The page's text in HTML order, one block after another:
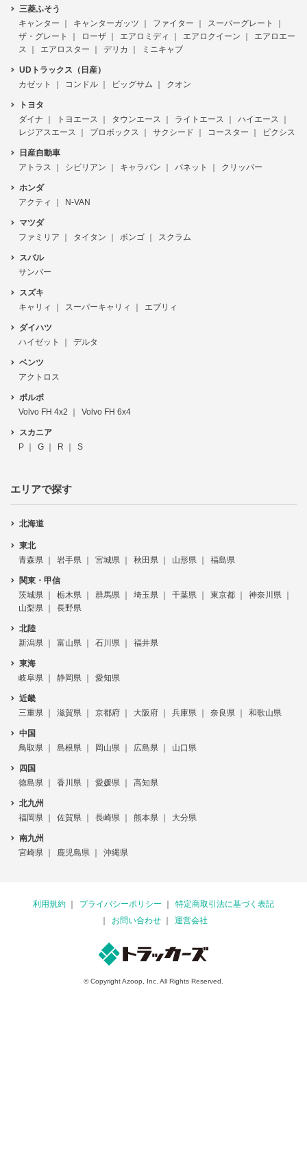
三菱ふそう
キャンター
キャンターガッツ ファイター
スーパーグレート
ザ・グレート
ローザ エアロミディ エアロクイーン
エアロエー
ス
エアロスター デリカ ミニキャブ
UDトラックス（日産）
カゼット
コンドル ビッグサム クオン
トヨタ
ダイナ
トヨエース タウンエース ライトエース
ハイエース
レジアスエース
プロボックス サクシード コースター ピクシス
日産自動車
アトラス
シビリアン キャラバン バネット クリッパー
ホンダ
アクティ
N-VAN
マツダ
ファミリア
タイタン ボンゴ スクラム
スバル
サンバー
スズキ
キャリィ
スーパーキャリィ エブリィ
ダイハツ
ハイゼット
デルタ
ベンツ
アクトロス
ボルボ
Volvo FH 4x2
Volvo FH 6x4
スカニア
P
G R S
エリアで探す
北海道
東北
青森県
岩手県 宮城県 秋田県 山形県 福島県
関東・甲信
茨城県
栃木県 群馬県 埼玉県 千葉県 東京都
神奈川県
山梨県
長野県
北陸
新潟県
富山県 石川県 福井県
東海
岐阜県
静岡県 愛知県
近畿
三重県
滋賀県 京都府 大阪府 兵庫県 奈良県 和歌山県
中国
鳥取県
島根県 岡山県 広島県 山口県
四国
徳島県
香川県 愛媛県 高知県
北九州
福岡県
佐賀県 長崎県 熊本県 大分県
南九州
宮崎県
鹿児島県 沖縄県
利用規約 プライバシーポリシー
特定商取引法に基づく表記
お問い合わせ
運営会社
© Copyright Azoop, Inc. All Rights Reserved.